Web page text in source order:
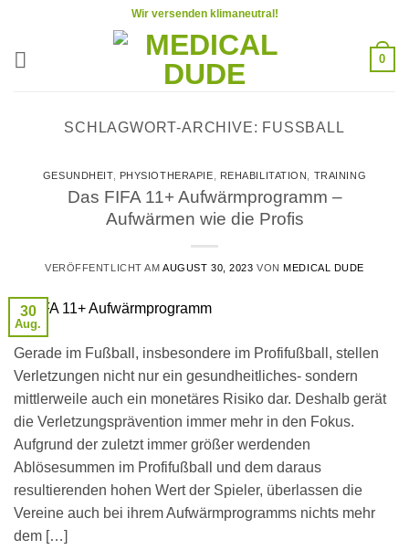
springen
Wir versenden klimaneutral!
0
SCHLAGWORT-ARCHIVE: FUSSBALL
GESUNDHEIT, PHYSIOTHERAPIE REHABILITATION TRAINING
Das FIFA 11+ Aufwärmprogramm –
Aufwärmen wie die Profis
VERÖFFENTLICHT AMAUGUST 30, 2023 VONMEDICAL DUDE
30
Aug.
Gerade im Fußball, insbesondere im Profifußball, stellen
Verletzungen nicht nur ein gesundheitliches- sondern
mittlerweile auch ein monetäres Risiko dar. Deshalb gerät
die Verletzungsprävention immer mehr in den Fokus.
Aufgrund der zuletzt immer größer werdenden
Ablösesummen im Profifußball und dem daraus
resultierenden hohen Wert der Spieler, überlassen die
Vereine auch bei ihrem Aufwärmprogramms nichts mehr
dem […]